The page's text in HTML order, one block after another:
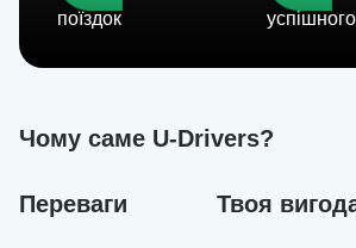
поїздок
Чому саме U-Drivers?
Переваги Твоя